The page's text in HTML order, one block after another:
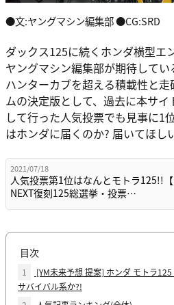
●文:ヤングマシン編集部 ●CG:SRD
ダックス125に続くホンダ横型エ
ヤングマシン編集部が期待してい
ハンターカブを超える積載性と
ムの決定版として、過去に本サ
して行った人気投票でも見事に1
はホンダに届くのか? 届いてほし
2021/07/18
人気投票第1位はなんとモトラ125!!
NEXT復刻125総選挙・投票…
目次
1
[YM未来予想 提案] ホンダ モトラ
サバイバル系か?!